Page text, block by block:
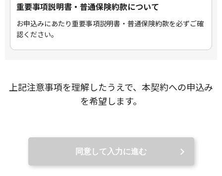
重要事項説明書・普通保険約款について
お申込みにあたり重要事項説明書・普通保険約款を必ずご確
認ください。
上記注意事項を理解したうえで、本契約への申込み
を希望します。
同意して入力に進む